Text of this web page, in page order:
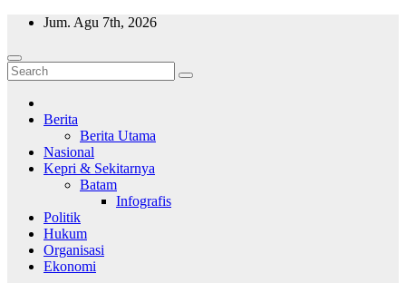
Skip
content
Jum. Agu 7th, 2026
Wajah Batam
CCTV nya kota Batam
Berita
Berita Utama
Nasional
Kepri & Sekitarnya
Batam
Infografis
Politik
Hukum
Organisasi
Ekonomi